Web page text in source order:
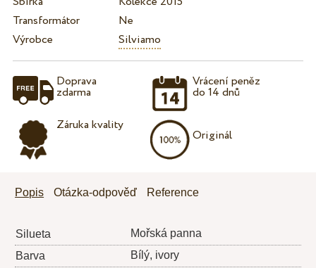
Transformátor
Ne
Výrobce
Silviamo
Doprava
zdarma
Záruka kvality
Vrácení peněz
do 14 dnů
Originál
Popis Otázka-odpověď Reference
Silueta
Mořská panna
Barva
Bílý, ivory